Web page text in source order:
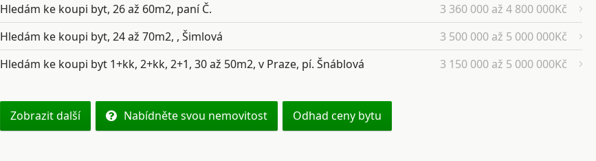
Hledám ke koupi byt, 26 až 60m2, paní Č.
3 360 000 až 4 800 000Kč
Hledám ke koupi byt, 24 až 70m2, , Šimlová
3 500 000 až 5 000 000Kč
Hledám ke koupi byt 1+kk, 2+kk, 2+1, 30 až 50m2, v Praze, pí. Šnáblová
3 150 000 až 5 000 000Kč
Zobrazit další Nabídněte svou nemovitost Odhad ceny bytu